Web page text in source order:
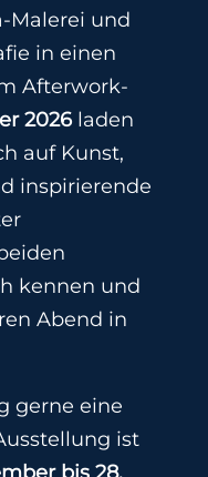
Malerei und
in einen
Afterwork-
2026laden
auf Kunst,
inspirierende
kennen und
Abend in
gerne eine
ist
bis 28.